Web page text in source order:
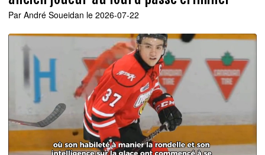
Par André Soueidan le 2026-07-22